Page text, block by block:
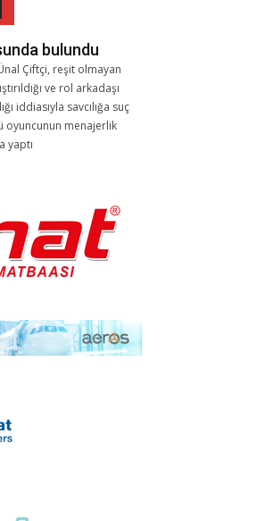
bulundu
Çiftçi, reşit olmayan
ve rol arkadaşı
iddiasıyla savcılığa suç
oyuncunun menajerlik
yaptı